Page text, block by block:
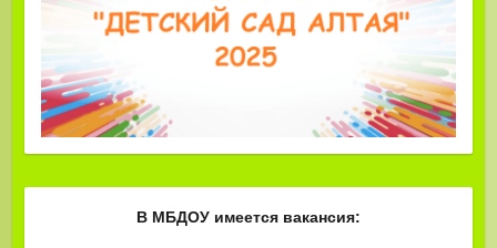
В МБДОУ имеется вакансия: